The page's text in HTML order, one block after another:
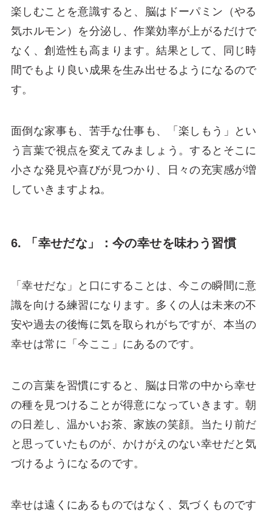
楽しむことを意識すると、脳はドーパミン（やる
気ホルモン）を分泌し、作業効率が上がるだけで
なく、創造性も高まります。結果として、同じ時
間でもより良い成果を生み出せるようになるので
す。
面倒な家事も、苦手な仕事も、「楽しもう」とい
う言葉で視点を変えてみましょう。するとそこに
小さな発見や喜びが見つかり、日々の充実感が増
していきますよね。
6. 「幸せだな」：今の幸せを味わう習慣
「幸せだな」と口にすることは、今この瞬間に意
識を向ける練習になります。多くの人は未来の不
安や過去の後悔に気を取られがちですが、本当の
幸せは常に「今ここ」にあるのです。
この言葉を習慣にすると、脳は日常の中から幸せ
の種を見つけることが得意になっていきます。朝
の日差し、温かいお茶、家族の笑顔。当たり前だ
と思っていたものが、かけがえのない幸せだと気
づけるようになるのです。
幸せは遠くにあるものではなく、気づくものです